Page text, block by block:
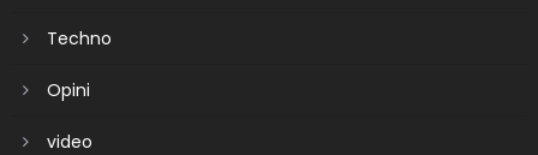
Techno
Opini
video